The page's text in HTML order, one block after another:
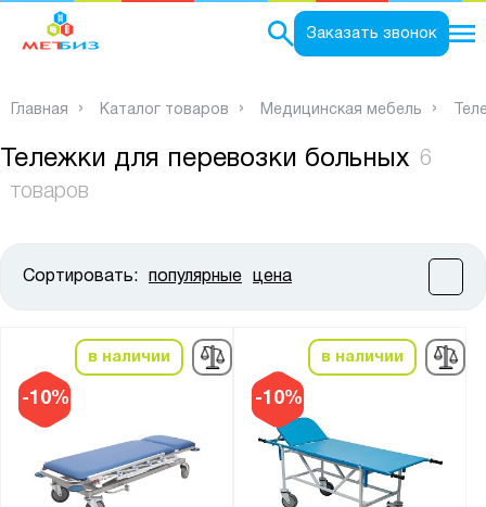
Заказать звонок
Главная Каталог товаров Медицинская мебель
Тележки для перевозки больных
6
товаров
Сортировать: популярные цена
-10%
в наличии
-10%
в наличии
Высота, мм:
от
Ширина, мм: